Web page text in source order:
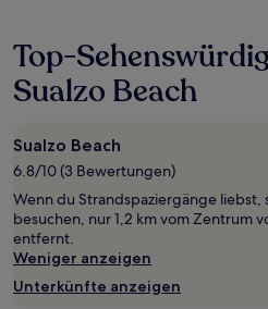
letzten
24 Stunden
für
einen
mit
1 Übernachtung
von
2 Erwachsenen
gefunden
wurde.
Preise
und
Verfügbarkeiten
Top-
Sualzo Beach
Sualzo Beach
6.8/10 (3 Bewertungen)
Wenn du Strandspaziergänge liebst,
besuchen, nur 1,2 km vom Zentrum
entfernt.
Weniger anzeigen
Unterkünfte anzeigen